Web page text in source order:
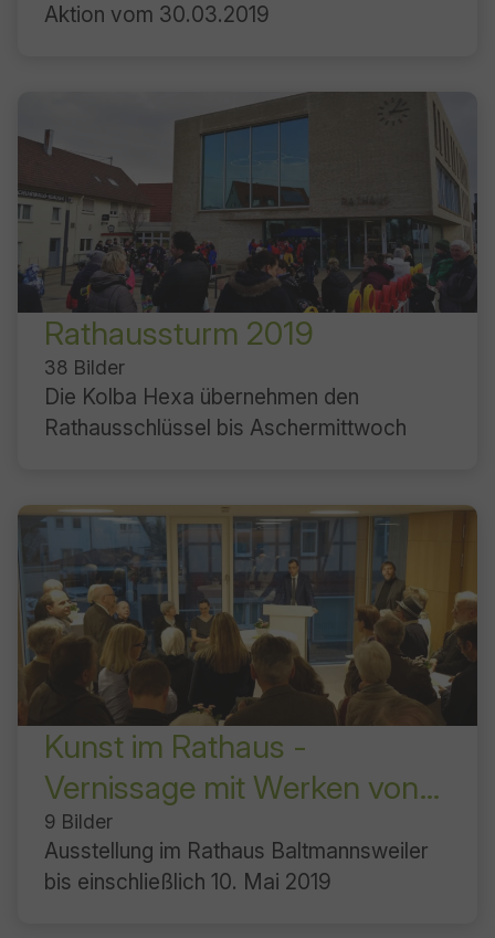
Aktion vom 30.03.2019
Rathaussturm 2019
38 Bilder
Die Kolba Hexa übernehmen den
Rathausschlüssel bis Aschermittwoch
Kunst im Rathaus -
Vernissage mit Werken von
Sigrid Hirschmann
9 Bilder
Ausstellung im Rathaus Baltmannsweiler
bis einschließlich 10. Mai 2019